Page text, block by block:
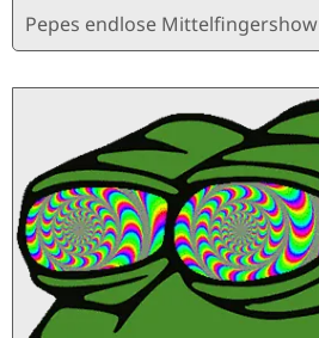
Pepes endlose Mittelfingershow